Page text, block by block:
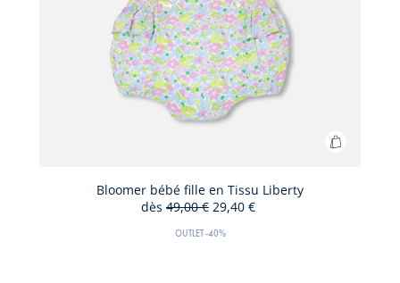
Ajouter
Bloomer bébé fille en Tissu Liberty
dès
40
%
Ancien
prix
49,00 €Nouveau
prix
29,40 €
OUTLET-40%